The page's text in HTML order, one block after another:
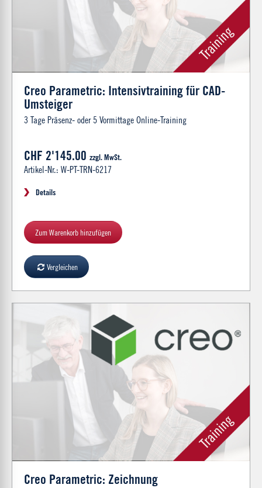
Creo Parametric: Intensivtraining für CAD-
Umsteiger
3 Tage Präsenz- oder 5 Vormittage Online-Training
CHF 2'145.00 zzgl. MwSt.
Artikel-Nr.: W-PT-TRN-6217
Details
Zum Warenkorb hinzufügen
Vergleichen
Creo Parametric: Zeichnung